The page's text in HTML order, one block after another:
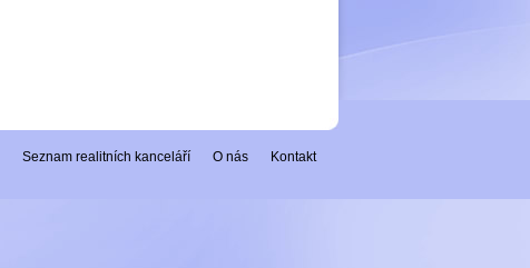
Kontakt
O nás
Seznam realitních kanceláří